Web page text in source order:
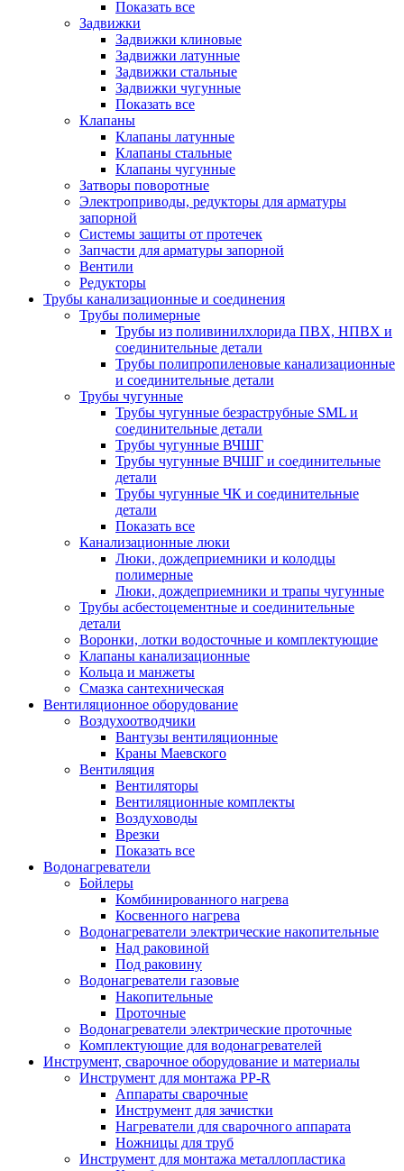
Показать все
Задвижки
Задвижки клиновые
Задвижки латунные
Задвижки стальные
Задвижки чугунные
Показать все
Клапаны
Клапаны латунные
Клапаны стальные
Клапаны чугунные
Затворы поворотные
Электроприводы, редукторы для арматуры
запорной
Системы защиты от протечек
Запчасти для арматуры запорной
Вентили
Редукторы
Трубы канализационные и соединения
Трубы полимерные
Трубы из поливинилхлорида ПВХ, НПВХ и
соединительные детали
Трубы полипропиленовые канализационные
и соединительные детали
Трубы чугунные
Трубы чугунные безраструбные SML и
соединительные детали
Трубы чугунные ВЧШГ
Трубы чугунные ВЧШГ и соединительные
детали
Трубы чугунные ЧК и соединительные
детали
Показать все
Канализационные люки
Люки, дождеприемники и колодцы
полимерные
Люки, дождеприемники и трапы чугунные
Трубы асбестоцементные и соединительные
детали
Воронки, лотки водосточные и комплектующие
Клапаны канализационные
Кольца и манжеты
Смазка сантехническая
Вентиляционное оборудование
Воздухоотводчики
Вантузы вентиляционные
Краны Маевского
Вентиляция
Вентиляторы
Вентиляционные комплекты
Воздуховоды
Врезки
Показать все
Водонагреватели
Бойлеры
Комбинированного нагрева
Косвенного нагрева
Водонагреватели электрические накопительные
Над раковиной
Под раковину
Водонагреватели газовые
Накопительные
Проточные
Водонагреватели электрические проточные
Комплектующие для водонагревателей
Инструмент, сварочное оборудование и материалы
Инструмент для монтажа PP-R
Аппараты сварочные
Инструмент для зачистки
Нагреватели для сварочного аппарата
Ножницы для труб
Инструмент для монтажа металлопластика